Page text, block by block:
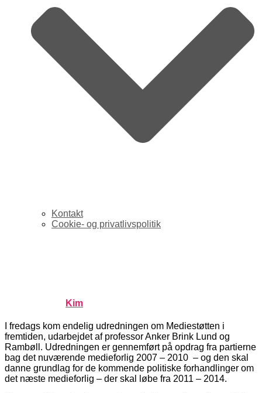
Kontakt
Cookie- og privatlivspolitik
Kim
I fredags kom endelig udredningen om Mediestøtten i
fremtiden, udarbejdet af professor Anker Brink Lund og
Rambøll. Udredningen er gennemført på opdrag fra partierne
bag det nuværende medieforlig 2007 – 2010 – og den skal
danne grundlag for de kommende politiske forhandlinger om
det næste medieforlig – der skal løbe fra 2011 – 2014.